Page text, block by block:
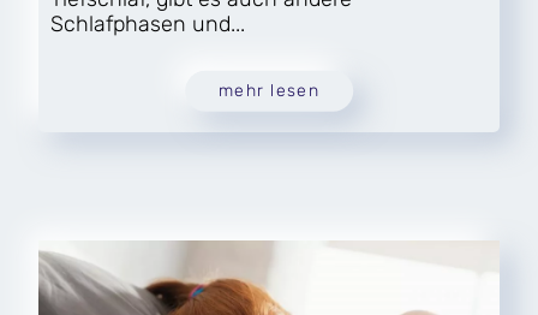
Schlafphasen und...
mehr lesen